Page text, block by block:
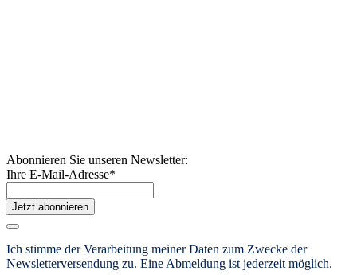
Abonnieren Sie unseren Newsletter:
Ihre E-Mail-Adresse*
Jetzt abonnieren
Ich stimme der Verarbeitung meiner Daten zum Zwecke der
Newsletterversendung zu. Eine Abmeldung ist jederzeit möglich.